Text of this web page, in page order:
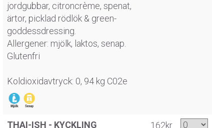
jordgubbar, citroncrème, spenat,
ärtor, picklad rödlök & green-
goddessdressing.
Allergener: mjölk, laktos, senap.
Glutenfri
Koldioxidavtryck: 0, 94 kg C02e
THAI-ISH - KYCKLING 162kr